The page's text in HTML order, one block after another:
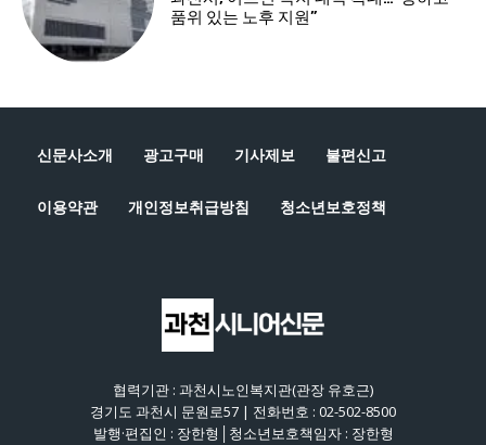
신문사소개 광고구매 기사제보 불편신고
이용약관 개인정보취급방침 청소년보호정책
협력기관 : 과천시노인복지관(관장 유호근)
경기도 과천시 문원로57 | 전화번호 : 02-502-8500
발행·편집인 : 장한형│청소년보호책임자 : 장한형